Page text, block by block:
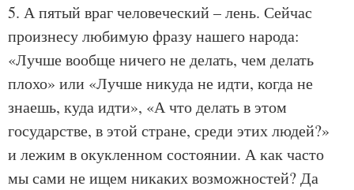
5. А пятый враг человеческий – лень. Сейчас
произнесу любимую фразу нашего народа:
«Лучше вообще ничего не делать, чем делать
плохо» или «Лучше никуда не идти, когда не
знаешь, куда идти», «А что делать в этом
государстве, в этой стране, среди этих людей?»
и лежим в окукленном состоянии. А как часто
мы сами не ищем никаких возможностей? Да